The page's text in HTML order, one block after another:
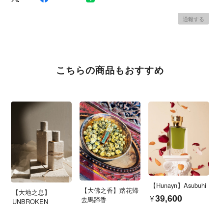
通報する
こちらの商品もおすすめ
【大地之息】
UNBROKEN
【大佛之香】踏花帰
去馬蹄香
【Hunayn】Asubuhi
¥39,600